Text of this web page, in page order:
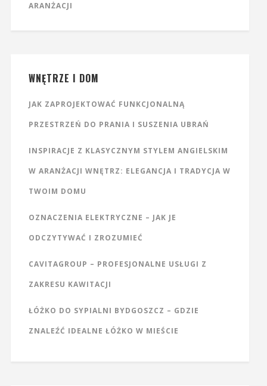
ARANŻACJI
WNĘTRZE I DOM
JAK ZAPROJEKTOWAĆ FUNKCJONALNĄ
PRZESTRZEŃ DO PRANIA I SUSZENIA UBRAŃ
INSPIRACJE Z KLASYCZNYM STYLEM ANGIELSKIM
W ARANŻACJI WNĘTRZ: ELEGANCJA I TRADYCJA W
TWOIM DOMU
OZNACZENIA ELEKTRYCZNE – JAK JE
ODCZYTYWAĆ I ZROZUMIEĆ
CAVITAGROUP – PROFESJONALNE USŁUGI Z
ZAKRESU KAWITACJI
ŁÓŻKO DO SYPIALNI BYDGOSZCZ – GDZIE
ZNALEŹĆ IDEALNE ŁÓŻKO W MIEŚCIE